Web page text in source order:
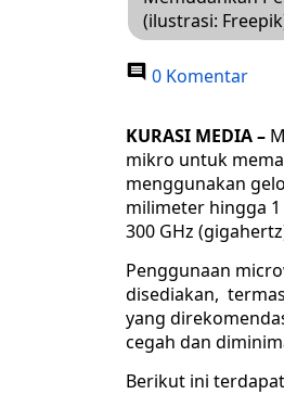
(ilustrasi:
0 Komentar
KURASI MEDIA –
mikro untuk
menggunakan
milimeter hingga
300 GHz
Penggunaan
disediakan,
yang
cegah dan
Berikut ini